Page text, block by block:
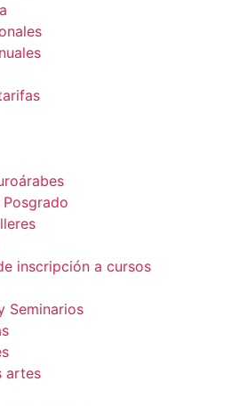
inscripción a cursos
Seminarios
artes